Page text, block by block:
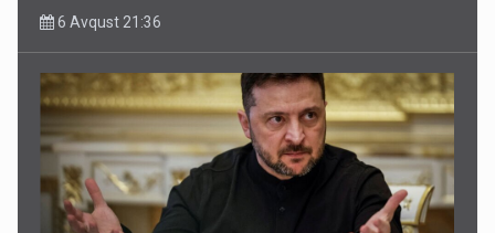
6 Avqust 21:36